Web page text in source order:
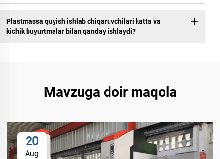
Plastmassa quyish ishlab chiqaruvchilari katta va
kichik buyurtmalar bilan qanday ishlaydi?
Mavzuga doir maqola
20
Aug